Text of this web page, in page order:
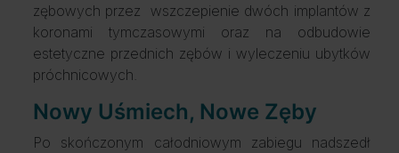
zębowych przez wszczepienie dwóch implantów z
koronami tymczasowymi oraz na odbudowie
estetyczne przednich zębów i wyleczeniu ubytków
próchnicowych.
Nowy Uśmiech, Nowe Zęby
Po skończonym całodniowym zabiegu nadszedł